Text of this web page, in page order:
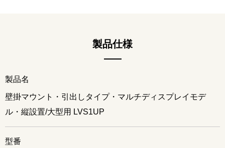
製品仕様
製品名
壁掛マウント・引出しタイプ・マルチディスプレイモデ
ル・縦設置/大型用 LVS1UP
型番